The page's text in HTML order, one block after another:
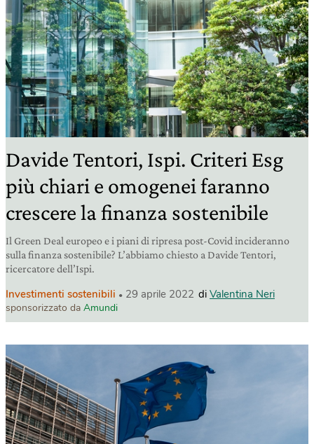
Davide Tentori, Ispi. Criteri Esg
più chiari e omogenei faranno
crescere la finanza sostenibile
Il Green Deal europeo e i piani di ripresa post-Covid incideranno
sulla finanza sostenibile? L’abbiamo chiesto a Davide Tentori,
ricercatore dell’Ispi.
Investimenti sostenibili 29 aprile 2022 di Valentina Neri
sponsorizzato da Amundi